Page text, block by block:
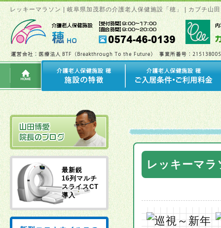
レッキーマラソン | 岐阜県加茂郡の介護老人保健施設「穂」 | カブチ山
レッキーマラ
最新鋭
16列マルチ
スライスCT
導入